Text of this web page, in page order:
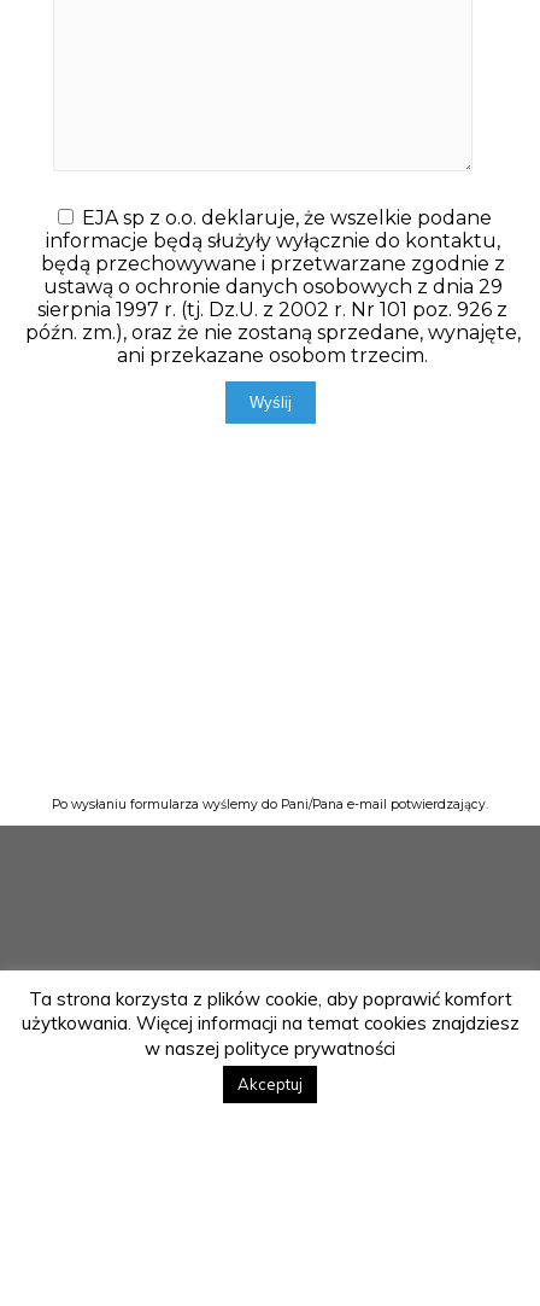
EJA sp z o.o. deklaruje, że wszelkie podane
informacje będą służyły wyłącznie do kontaktu,
będą przechowywane i przetwarzane zgodnie z
ustawą o ochronie danych osobowych z dnia 29
sierpnia 1997 r. (tj. Dz.U. z 2002 r. Nr 101 poz. 926 z
późn. zm.), oraz że nie zostaną sprzedane, wynajęte,
ani przekazane osobom trzecim.
Po wysłaniu formularza wyślemy do Pani/Pana e-mail potwierdzający.
Ta strona korzysta z plików cookie, aby poprawić komfort
użytkowania. Więcej informacji na temat cookies znajdziesz
w naszej polityce prywatności
Akceptuj